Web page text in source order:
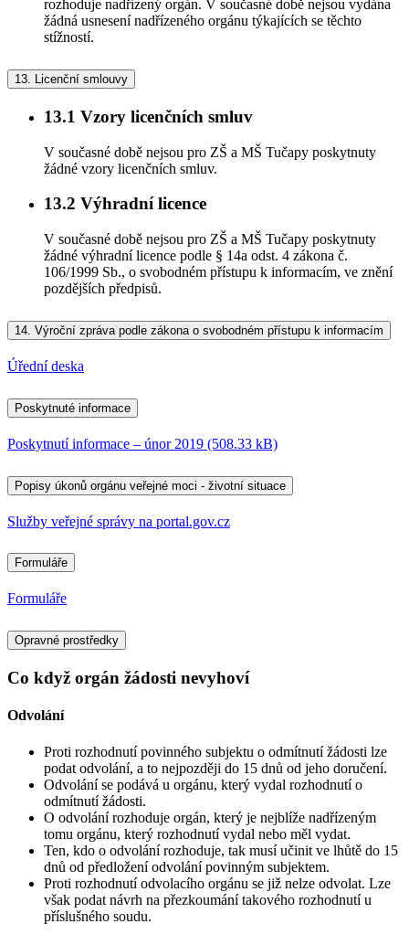
rozhoduje nadřízený orgán. V současné době nejsou vydána
žádná usnesení nadřízeného orgánu týkajících se těchto
stížností.
13. Licenční smlouvy
13.1 Vzory licenčních smluv
V současné době nejsou pro ZŠ a MŠ Tučapy poskytnuty
žádné vzory licenčních smluv.
13.2 Výhradní licence
V současné době nejsou pro ZŠ a MŠ Tučapy poskytnuty
žádné výhradní licence podle § 14a odst. 4 zákona č.
106/1999 Sb., o svobodném přístupu k informacím, ve znění
pozdějších předpisů.
14. Výroční zpráva podle zákona o svobodném přístupu k informacím
Úřední deska
Poskytnuté informace
Poskytnutí informace – únor 2019 (508.33 kB)
Popisy úkonů orgánu veřejné moci - životní situace
Služby veřejné správy na portal.gov.cz
Formuláře
Formuláře
Opravné prostředky
Co když orgán žádosti nevyhoví
Odvolání
Proti rozhodnutí povinného subjektu o odmítnutí žádosti lze
podat odvolání, a to nejpozději do 15 dnů od jeho doručení.
Odvolání se podává u orgánu, který vydal rozhodnutí o
odmítnutí žádosti.
O odvolání rozhoduje orgán, který je nejblíže nadřízeným
tomu orgánu, který rozhodnutí vydal nebo měl vydat.
Ten, kdo o odvolání rozhoduje, tak musí učinit ve lhůtě do 15
dnů od předložení odvolání povinným subjektem.
Proti rozhodnutí odvolacího orgánu se již nelze odvolat. Lze
však podat návrh na přezkoumání takového rozhodnutí u
příslušného soudu.